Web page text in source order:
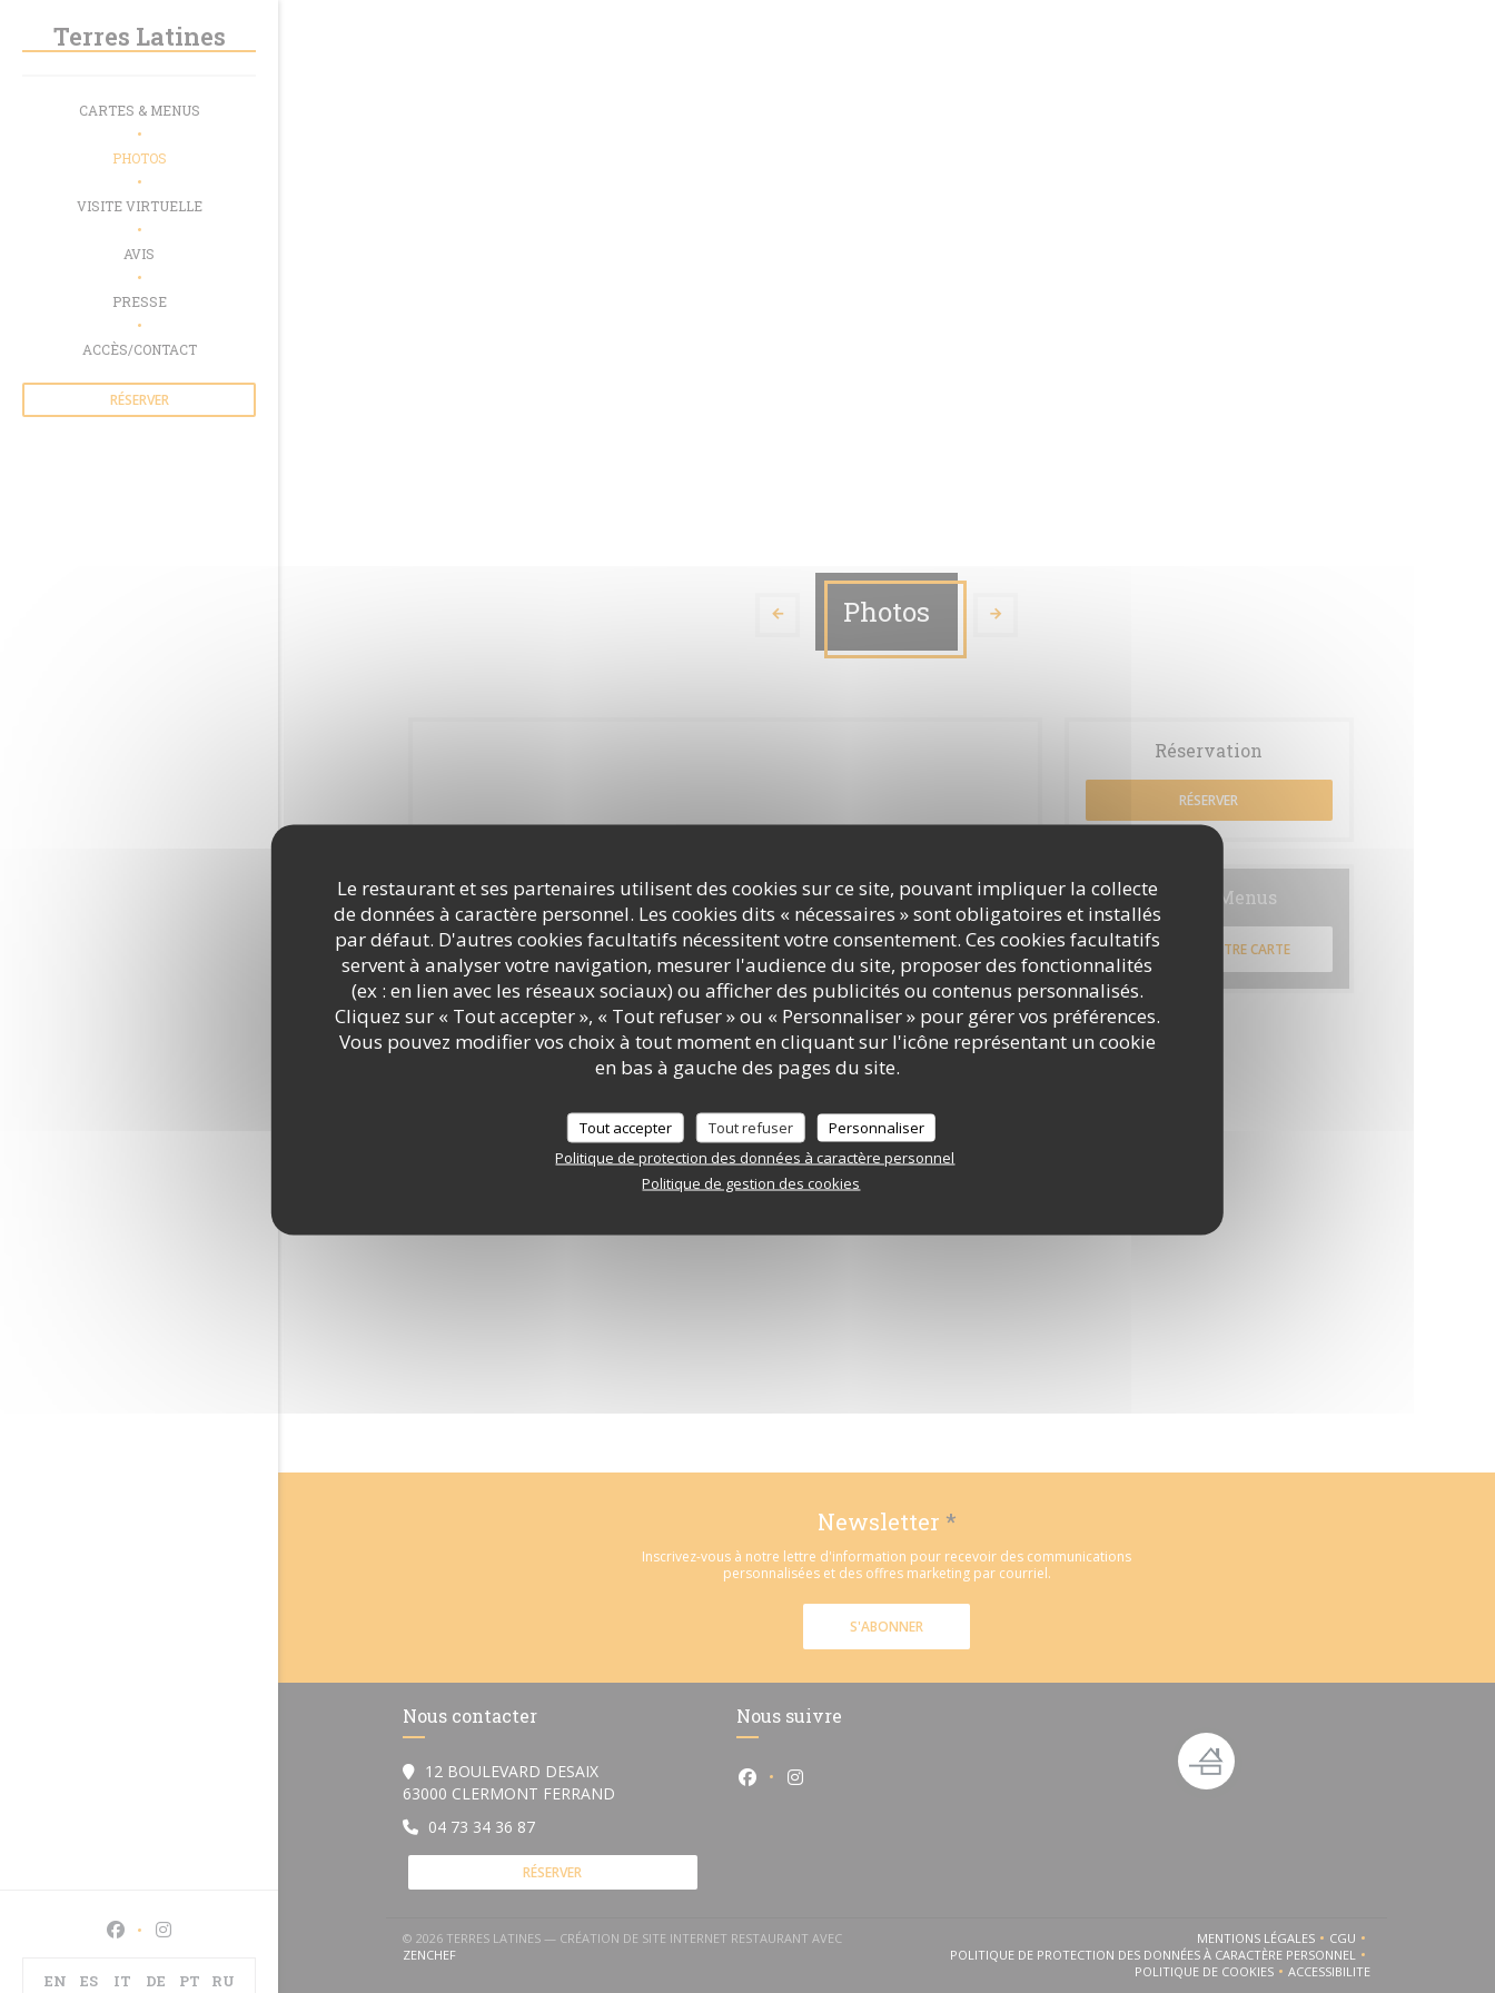
Le restaurant et ses partenaires utilisent des cookies sur ce site, pouvant impliquer la collecte
de données à caractère personnel. Les cookies dits « nécessaires » sont obligatoires et installés
par défaut. D'autres cookies facultatifs nécessitent votre consentement. Ces cookies facultatifs
servent à analyser votre navigation, mesurer l'audience du site, proposer des fonctionnalités
(ex : en lien avec les réseaux sociaux) ou afficher des publicités ou contenus personnalisés.
Cliquez sur « Tout accepter », « Tout refuser » ou « Personnaliser » pour gérer vos préférences.
Vous pouvez modifier vos choix à tout moment en cliquant sur l'icône représentant un cookie
en bas à gauche des pages du site.
Tout accepter Tout refuser
Personnaliser
Politique de protection des données à caractère personnel
Politique de gestion des cookies
Terres Latines
CARTES & MENUS
PHOTOS
VISITE VIRTUELLE
AVIS
PRESSE
ACCÈS/CONTACT
RÉSERVER
Facebook ((ouvre une nouvelle fenêtre))
Instagram ((ouvre une nouvelle fenêtre))
EN ES IT DE PT RU
Photos
Terres Latines
Visite virtuelle
Réservation
RÉSERVER
Cartes & Menus
DÉCOUVRIR NOTRE CARTE
Newsletter *
Inscrivez-vous à notre lettre d'information pour recevoir des communications
personnalisées et des offres marketing par courriel.
S'ABONNER
Nous contacter
12 BOULEVARD DESAIX
63000 CLERMONT FERRAND ((ouvre une nouvelle fenêtre))
04 73 34 36 87
RÉSERVER
Nous suivre
Facebook ((ouvre une nouvelle fenêtre))
Instagram ((ouvre une nouvelle fenêtre))
© 2026 TERRES LATINES — CRÉATION DE SITE INTERNET RESTAURANT AVEC
ZENCHEF((OUVRE UNE NOUVELLE FENÊTRE))
MENTIONS LÉGALES((OUVRE UNE NOUVELLE FENÊTRE))
CGU((OUVRE UNE NOUVELLE
POLITIQUE DE PROTECTION DES DONNÉES À CARACTÈRE PERSONNEL
((OUVRE UNE NOUVELLE FENÊTRE))
POLITIQUE DE COOKIES((OUVRE UNE NOUVELLE FENÊTRE))
ACCESSIBILITE((OUVRE UNE NOUVELLE